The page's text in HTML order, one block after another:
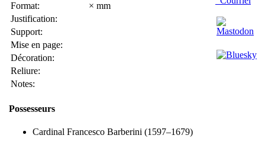
Format:
× mm
Justification:
Support:
Mise en page:
Décoration:
Reliure:
Notes:
Possesseurs
Cardinal Francesco Barberini (1597–1679)